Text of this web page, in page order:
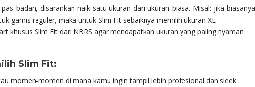
badan, disarankan naik satu ukuran dari ukuran biasa. Misal: jika biasanya
gamis reguler, maka untuk Slim Fit sebaiknya memilih ukuran XL
khusus Slim Fit dari NBRS agar mendapatkan ukuran yang paling nyaman
Slim Fit:
momen-momen di mana kamu ingin tampil lebih profesional dan sleek